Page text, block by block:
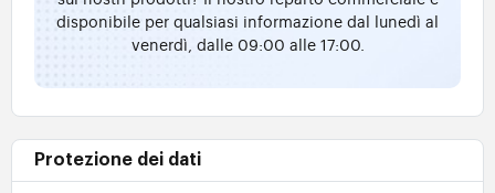
disponibile per qualsiasi informazione dal lunedì al
venerdì, dalle 09:00 alle 17:00.
Protezione dei dati